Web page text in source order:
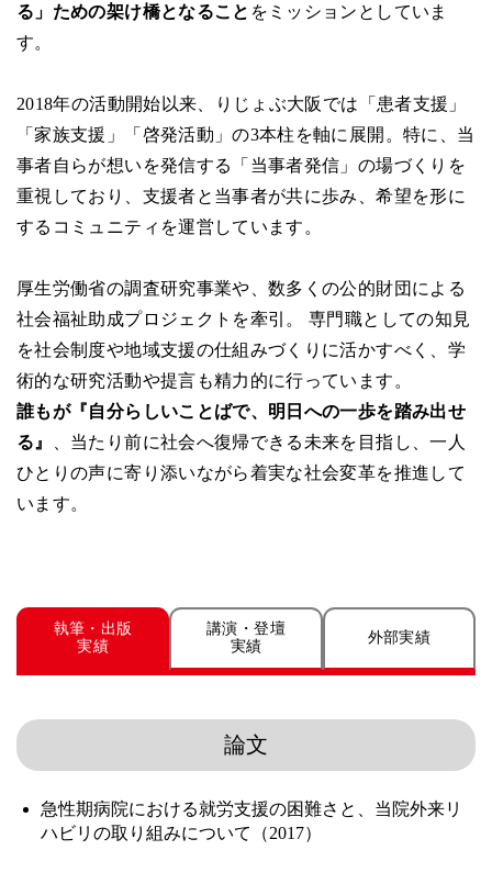
る」ための架け橋となること をミッションとしていま
す。
2018年の活動開始以来、りじょぶ大阪では「患者支援」
「家族支援」「啓発活動」の3本柱を軸に展開。特に、当
事者自らが想いを発信する「当事者発信」の場づくりを
重視しており、支援者と当事者が共に歩み、希望を形に
するコミュニティを運営しています。
厚生労働省の調査研究事業や、数多くの公的財団による
社会福祉助成プロジェクトを牽引。 専門職としての知見
を社会制度や地域支援の仕組みづくりに活かすべく、学
術的な研究活動や提言も精力的に行っています。
誰もが『自分らしいことばで、明日への一歩を踏み出せ
る』
、当たり前に社会へ復帰できる未来を目指し、一人
ひとりの声に寄り添いながら着実な社会変革を推進して
います。
執筆・出版
実績
講演・登壇
実績
外部実績
論文
急性期病院における就労支援の困難さと、当院外来リ
ハビリの取り組みについて（2017）